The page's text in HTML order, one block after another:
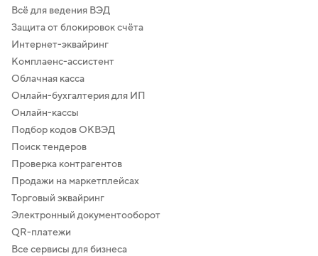
Всё для ведения ВЭД
Защита от блокировок счёта
Интернет-эквайринг
Комплаенс-ассистент
Облачная касса
Онлайн-бухгалтерия для ИП
Онлайн-кассы
Подбор кодов ОКВЭД
Поиск тендеров
Проверка контрагентов
Продажи на маркетплейсах
Торговый эквайринг
Электронный документооборот
QR-платежи
Все сервисы для бизнеса